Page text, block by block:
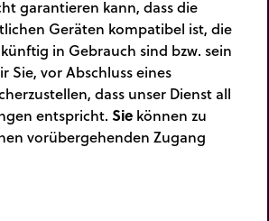
garantieren kann, dass die
Geräten kompatibel ist, die
in Gebrauch sind bzw. sein
Sie, vor Abschluss eines
dass unser Dienst all
entspricht. Sie können zu
vorübergehenden Zugang